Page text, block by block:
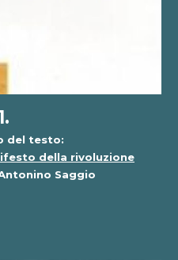
del testo:
della rivoluzione
Saggio